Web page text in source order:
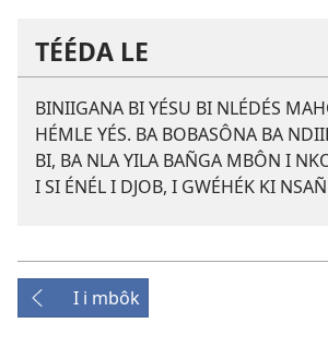
TÉÉDA LE
BINIIGANA BI YÉSU BI NLÉDÉS
HÉMLE YÉS. BA BOBASÔNA BA
BI, BA NLA YILA BAÑGA MBÔN I
I SI ÉNÉL I DJOB, I GWÉHÉK KI NSAÑ
I i mbôk